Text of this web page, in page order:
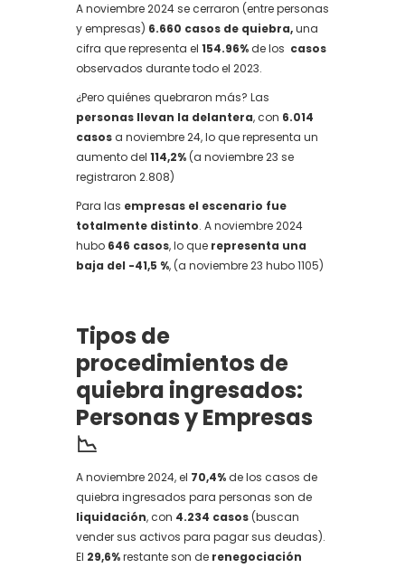
A noviembre 2024 se cerraron (entre personas
y empresas) 6.660 casos de quiebra,una
cifra que representa el 154.96%de los casos
observados durante todo el 2023.
¿Pero quiénes quebraron más? Las
personas llevan la delantera, con 6.014
casosa noviembre 24, lo que representa un
aumento del 114,2% (a noviembre 23 se
registraron 2.808)
Para las empresas el escenario fue
totalmente distinto. A noviembre 2024
hubo 646 casos, lo que representa una
baja del -41,5 %, (a noviembre 23 hubo 1105)
Tipos de
procedimientos de
quiebra ingresados:
Personas y Empresas
📉
A noviembre 2024, el 70,4%de los casos de
quiebra ingresados para personas son de
liquidación, con 4.234 casos (buscan
vender sus activos para pagar sus deudas).
El 29,6%restante son de renegociación